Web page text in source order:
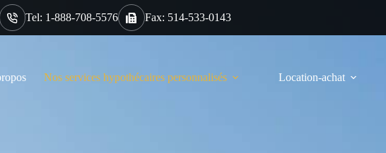
Tel: 1-888-708-5576 Fax: 514-533-0143
Nos services hypothécaires personnalisés Location-achat